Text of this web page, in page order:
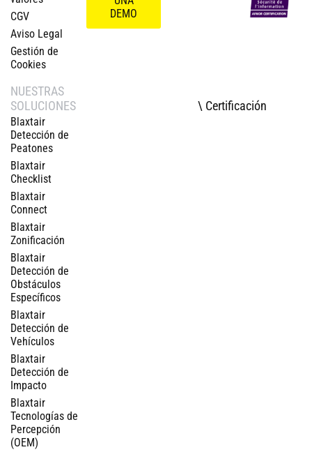
CGV
Aviso Legal
Gestión de
Cookies
NUESTRAS
SOLUCIONES
Blaxtair
Detección de
Peatones
Blaxtair
Checklist
Blaxtair
Connect
Blaxtair
Zonificación
Blaxtair
Detección de
Obstáculos
Específicos
Blaxtair
Detección de
Vehículos
Blaxtair
Detección de
Impacto
Blaxtair
Tecnologías de
Percepción
(OEM)
DEMO
\ Certificación